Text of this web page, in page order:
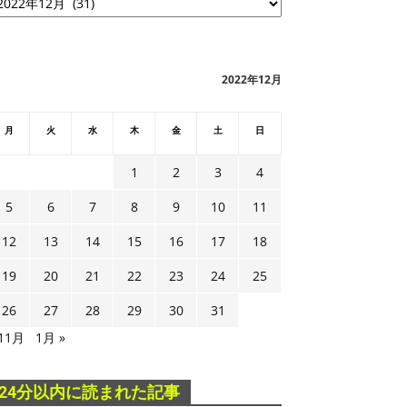
2022年12月
月 火 水 木 金 土 日
1 2 3
4
5
6 7 8 9 10
11
12
13 14 15 16 17
18
19
20 21 22 23 24
25
26
27 28 29 30
31
月
1月 »
分以内に読まれた記事